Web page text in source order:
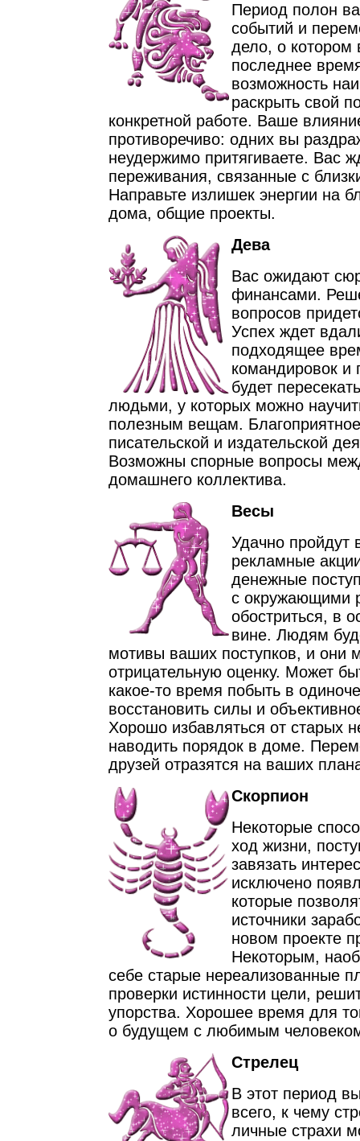
Период полон
событий и
дело, о
последнее
возможность
раскрыть свой
конкретной работе. Ваше
противоречиво: одних вы
неудержимо притягиваете. Вас
переживания, связанные с
Направьте излишек энергии на
дома, общие проекты.
Дева
Вас ожидают
финансами.
вопросов
Успех ждет
подходящее
командировок и
будет
людьми, у которых можно
полезным вещам.
писательской и издательской
Возможны спорные вопросы
домашнего коллектива.
Весы
Удачно пройдут
рекламные
денежные
с окружающими
обостриться, в
вине. Людям
мотивы ваших поступков, и они
отрицательную оценку. Может
какое-то время побыть в
восстановить силы и
Хорошо избавляться от старых
наводить порядок в доме.
друзей отразятся на ваших
Скорпион
Некоторые
ход жизни,
завязать
исключено
которые
источники
новом проекте
Некоторым,
себе старые нереализованные
проверки истинности цели,
упорства. Хорошее время для
о будущем с любимым
Стрелец
В этот период
всего, к чему
личные страхи